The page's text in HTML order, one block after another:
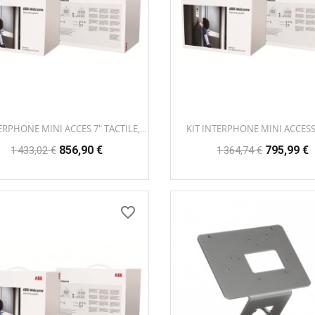
MINI ACCES 7" TACTILE,...
Prix
1 433,02 € Prix
856,90 €
KIT INTERPHONE MINI
Prix
1 364,74 € Prix
795,99 €
favorite_border